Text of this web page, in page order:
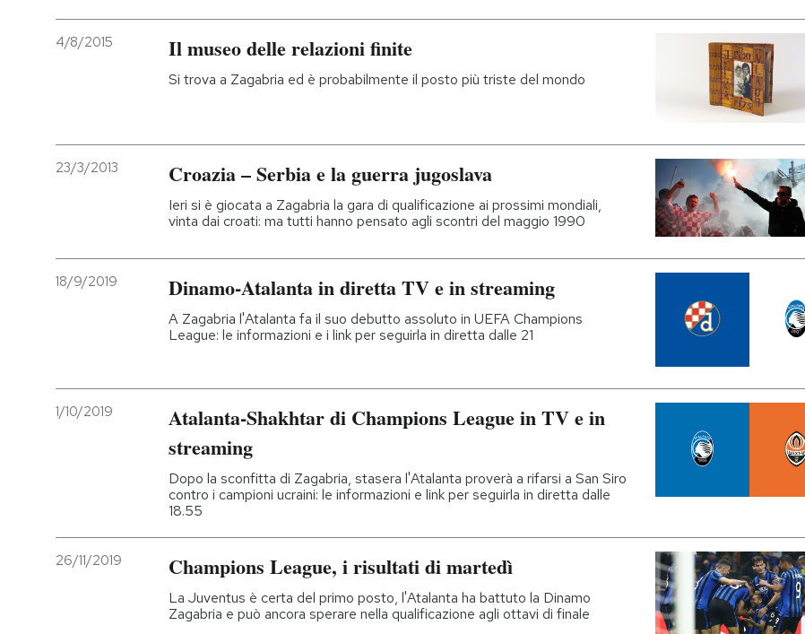
Entra
4/8/2015 Il museo delle relazioni finite
Si trova a Zagabria ed è probabilmente il posto più triste del mondo
23/3/2013 Croazia – Serbia e la guerra jugoslava
Ieri si è giocata a Zagabria la gara di qualificazione ai prossimi mondiali,
vinta dai croati: ma tutti hanno pensato agli scontri del maggio 1990
18/9/2019 Dinamo-Atalanta in diretta TV e in streaming
A Zagabria l'Atalanta fa il suo debutto assoluto in UEFA Champions
League: le informazioni e i link per seguirla in diretta dalle 21
1/10/2019
Atalanta-Shakhtar di Champions League in TV e in
streaming
Dopo la sconfitta di Zagabria, stasera l'Atalanta proverà a rifarsi a San Siro
contro i campioni ucraini: le informazioni e link per seguirla in diretta dalle
18.55
26/11/2019 Champions League, i risultati di martedì
La Juventus è certa del primo posto, l'Atalanta ha battuto la Dinamo
Zagabria e può ancora sperare nella qualificazione agli ottavi di finale